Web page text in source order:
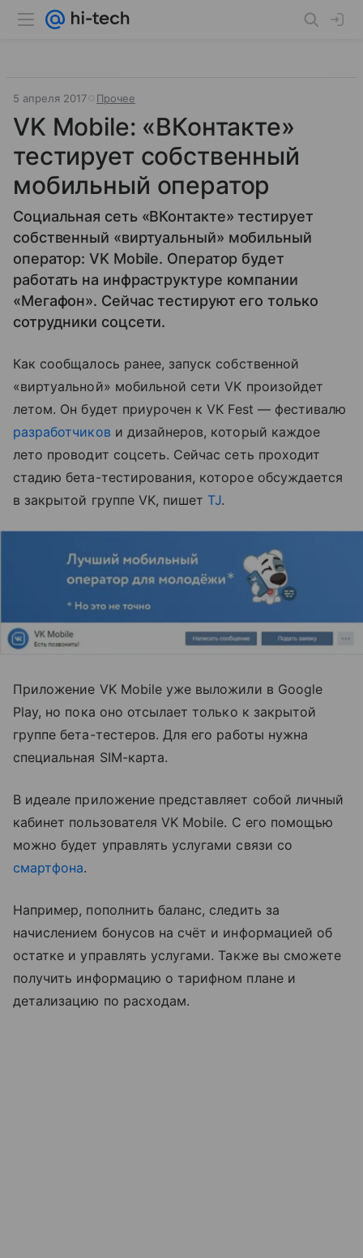
5 апреля 2017 Прочее
VK Mobile: «ВКонтакте»
тестирует собственный
мобильный оператор
Социальная сеть «ВКонтакте» тестирует
собственный «виртуальный» мобильный
оператор: VK Mobile. Оператор будет
работать на инфраструктуре компании
«Мегафон». Сейчас тестируют его только
сотрудники соцсети.
Как сообщалось ранее, запуск собственной
«виртуальной» мобильной сети VK произойдет
летом. Он будет приурочен к VK Fest — фестивалю
разработчиков и дизайнеров, который каждое
лето проводит соцсеть. Сейчас сеть проходит
стадию бета-тестирования, которое обсуждается
в закрытой группе VK, пишет TJ.
Приложение VK Mobile уже выложили в Google
Play, но пока оно отсылает только к закрытой
группе бета-тестеров. Для его работы нужна
специальная SIM-карта.
В идеале приложение представляет собой личный
кабинет пользователя VK Mobile. С его помощью
можно будет управлять услугами связи со
смартфона.
Например, пополнить баланс, следить за
начислением бонусов на счёт и информацией об
остатке и управлять услугами. Также вы сможете
получить информацию о тарифном плане и
детализацию по расходам.